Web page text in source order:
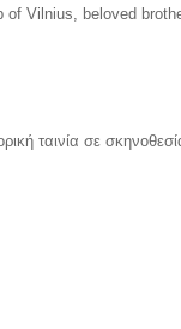
of Vilnius, beloved
ταινία σε